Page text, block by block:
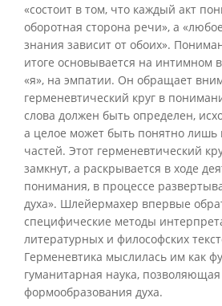
«состоит в том, что каждый акт
оборотная сторона речи», а
знания зависит от обоих».
итоге основывается на интимном
«я», на эмпатии. Он обращает
герменевтический круг в
слова должен быть определен,
а целое может быть понятно лишь
частей. Этот герменевтический
замкнут, а раскрывается в ходе
понимания, в процессе
духа». Шлейермахер впервые
специфические методы
литературных и философских
Герменевтика мыслилась им как
гуманитарная наука,
формообразования духа.